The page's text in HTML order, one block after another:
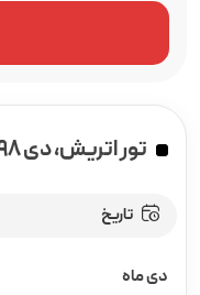
تور اتریش، دی ۱۳۹۸
تاریخ
دی ماه